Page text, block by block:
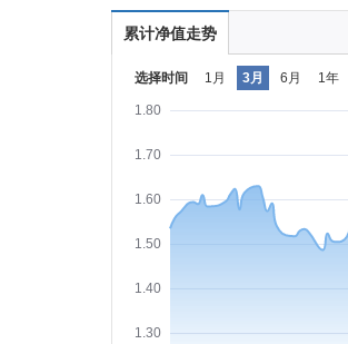
累计净值走势
选择时间 1月 3月 6月 1年
1.30
1.40
1.50
1.60
1.70
1.80